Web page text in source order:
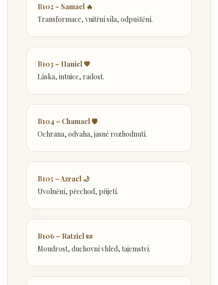
B102 – Samael 🔥
Transformace, vnitřní síla, odpuštění.
B103 – Haniel 💖
Láska, intuice, radost.
B104 – Chamael 🛡️
Ochrana, odvaha, jasné rozhodnutí.
B105 – Azrael 🌙
Uvolnění, přechod, přijetí.
B106 – Ratziel 📜
Moudrost, duchovní vhled, tajemství.